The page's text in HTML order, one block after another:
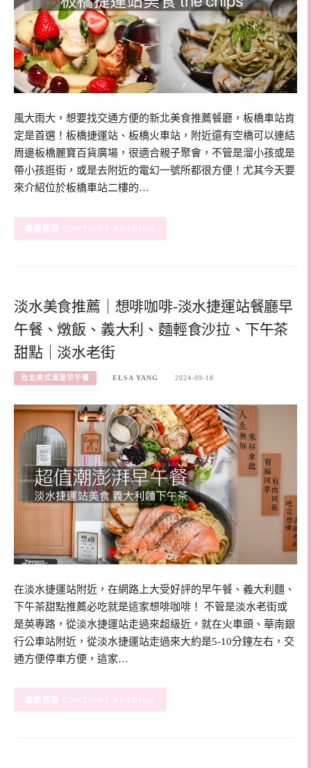
風大雨大，想要找交通方便的新北美食推薦餐廳，板橋車站肯
定是首選！板橋捷運站、板橋火車站，附近還有空橋可以連結
周邊板橋麗寶百貨廣場，很適合親子聚會，不管是溜小孩或是
帶小孩逛街，或是去附近的電幻一號所都很方便！尤其今天要
來介紹位於板橋車站二樓的…
CONTINUE READING
淡水美食推薦｜想啡咖啡-淡水捷運站餐廳早
午餐、燉飯、義大利、麵輕食沙拉、下午茶
甜點｜淡水老街
台北美式漢堡早午餐 ELSA YANG 2024-09-18
在淡水捷運站附近，在網路上大受好評的早午餐、義大利麵、
下午茶甜點推薦必吃就是這家想啡咖啡！ 不管是淡水老街或
是英專路，從淡水捷運站走過來超級近，就在火車頭、華南銀
行公車站附近，從淡水捷運站走過來大約是5-10分鐘左右，交
通方便停車方便，這家…
CONTINUE READING